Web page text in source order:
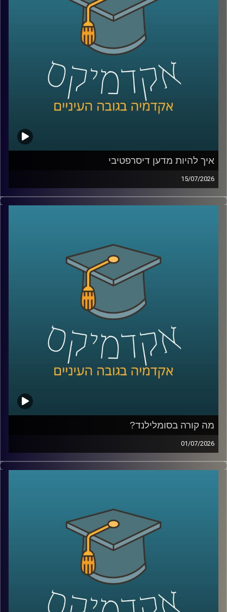
ככל שהמערכות האלה הופכות לחכמות יותר, עולה שאלה
הרבה יותר גדולה מרק מה הטכנולוגיה יודעת לעשות: האם
אנחנו יכולים לסמוך עליה? מתי אדם צריך לקבל את ההחלטה,
ומתי אפשר לתת למכונה לעשות את זה? ואם היא טועה, מי
על כל אלו נדבר עם ד״ר אביב בר זוהר, דוקטור למשפטים
בנושא חוקיות רחפנים אוטונומיים קטלניים ומשמעות
מעורבות האדם בחוג ההפעלה.
קרדיט תמונות:AudioVersity
איך להיות מדען דיסרפטיבי
15/07/2026
הרבה מההמצאות שאנחנו מכירים התחילו בכלל מטעות.
פניצילין שנולד מצלחת פטרי שהתמלאה עובש, פוסט־איט
רדאר, וארטיק שנולד כשילד שכח בחוץ כוס עם משקה ומקל
ערבוב בלילה קר.
על פניו, כל אלה נשמעים כמו מזל. אבל אולי זו רק חצי
מהתמונה. כי הרבה אנשים נתקלים בטעויות, בכישלונות
ובדברים לא צפויים, והשאלה היא מי יודע לעצור, להסתכל
עליהם אחרת, ולהפוך אותם לפריצת דרך.
האורח שלנו היום הוא מוטי שטנר, יזם סדרתי, משקיע ומרצה
באוניברסיטת רייכמן. יחד עם אחיו, פרופ׳ אורי שטנר, הוא כתב
את הספר “איך להיות מדען דיסרפטיבי”, שמנסה לשאול האם
פריצות דרך הן באמת עניין של גאונות ומזל, או שאפשר לפתח
צורת חשיבה, ואולי אפילו שיטה, שמגדילה את הסיכוי לזהות
שאלות גדולות, לערער על הנחות יסוד ולפרוץ את גבולות הידע
בפרק הזה נדבר על הדרך שבה נולדות תגליות, על מה שמדע
יכול ללמוד מהייטק, על ההבדל בין חשיבה נועזת לחשיבה לא
מבוססת, ועל השאלה האם אפשר ללמד אנשים לחשוב בצורה
קרדיט תמונות:AudioVersity
מה קורה בסומלילנד?
01/07/2026
יש בעולם מדינה עם כ-6 מיליון תושבים, ממשלה, מטבע, צבא,
דרכונים ובחירות דמוקרטיות. היא יציבה יותר מחלק מהמדינות
היום אנחנו יוצאים להכיר את סומלילנד, מדינה שרוב האנשים
מעולם לא שמעו עליה, אבל ייתכן שבעשור הקרוב היא תהפוך
לשחקנית משמעותית בזירה הגיאופוליטית.
כדי להבין איך נראים החיים במדינה שלא קיימת רשמית, למה
המעצמות הגדולות מתחילות להתעניין בה, והאם גם לישראל יש
אינטרס שם, הצטרף אליי היום השגריר ד״ר חיים קורן, בית ספר
לאודר לממשל, דיפלומטיה ואסטרטגיה, אוניברסיטת רייכמן.
שגריר ישראל הראשון לדרום סודן ושגריר מצרים